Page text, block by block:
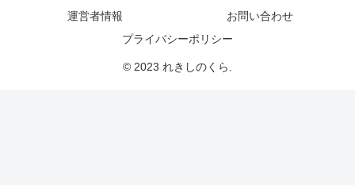
運営者情報
お問い合わせ
プライバシーポリシー
© 2023 れきしのくら.